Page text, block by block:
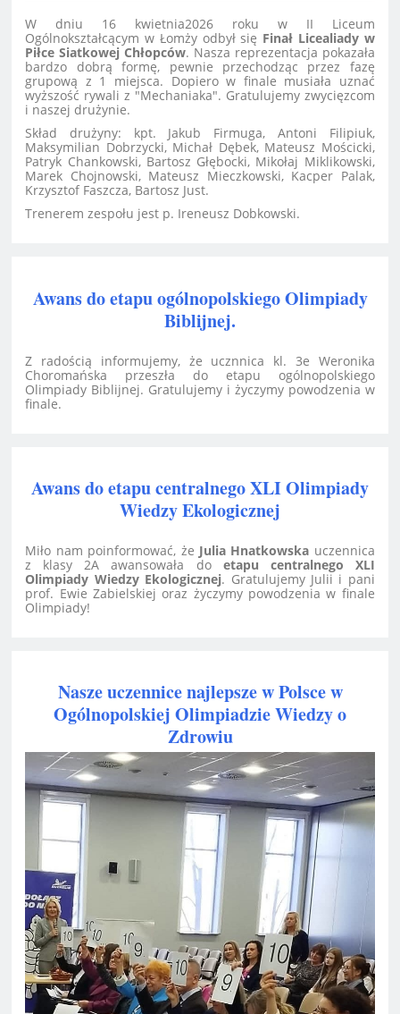
W dniu 16 kwietnia2026 roku w II Liceum
Ogólnokształcącym w Łomży odbył się Finał Licealiady w
Piłce Siatkowej Chłopców. Nasza reprezentacja pokazała
bardzo dobrą formę, pewnie przechodząc przez fazę
grupową z 1 miejsca. Dopiero w finale musiała uznać
wyższość rywali z "Mechaniaka". Gratulujemy zwycięzcom
i naszej drużynie.
Skład drużyny: kpt. Jakub Firmuga, Antoni Filipiuk,
Maksymilian Dobrzycki, Michał Dębek, Mateusz Mościcki,
Patryk Chankowski, Bartosz Głębocki, Mikołaj Miklikowski,
Marek Chojnowski, Mateusz Mieczkowski, Kacper Palak,
Krzysztof Faszcza, Bartosz Just.
Trenerem zespołu jest p. Ireneusz Dobkowski.
Awans do etapu ogólnopolskiego Olimpiady
Biblijnej.
Z radością informujemy, że ucznnica kl. 3e Weronika
Choromańska przeszła do etapu ogólnopolskiego
Olimpiady Biblijnej. Gratulujemy i życzymy powodzenia w
finale.
Awans do etapu centralnego XLI Olimpiady
Wiedzy Ekologicznej
Miło nam poinformować, że Julia Hnatkowska uczennica
z klasy 2A awansowała do etapu centralnego XLI
Olimpiady Wiedzy Ekologicznej. Gratulujemy Julii i pani
prof. Ewie Zabielskiej oraz życzymy powodzenia w finale
Olimpiady!
Nasze uczennice najlepsze w Polsce w
Ogólnopolskiej Olimpiadzie Wiedzy o
Zdrowiu